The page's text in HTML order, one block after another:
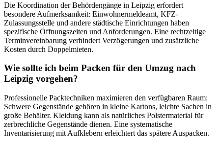
Die Koordination der Behördengänge in Leipzig erfordert
besondere Aufmerksamkeit: Einwohnermeldeamt, KFZ-
Zulassungsstelle und andere städtische Einrichtungen haben
spezifische Öffnungszeiten und Anforderungen. Eine rechtzeitige
Terminvereinbarung verhindert Verzögerungen und zusätzliche
Kosten durch Doppelmieten.
Wie sollte ich beim Packen für den Umzug nach
Leipzig vorgehen?
Professionelle Packtechniken maximieren den verfügbaren Raum:
Schwere Gegenstände gehören in kleine Kartons, leichte Sachen in
große Behälter. Kleidung kann als natürliches Polstermaterial für
zerbrechliche Gegenstände dienen. Eine systematische
Inventarisierung mit Aufklebern erleichtert das spätere Auspacken.